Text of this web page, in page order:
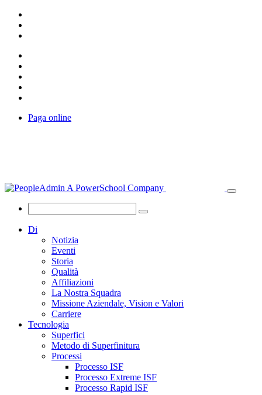
Paga online
Di
Notizia
Eventi
Storia
Qualità
Affiliazioni
La Nostra Squadra
Missione Aziendale, Vision e Valori
Carriere
Tecnologia
Superfici
Metodo di Superfinitura
Processi
Processo ISF
Processo Extreme ISF
Processo Rapid ISF